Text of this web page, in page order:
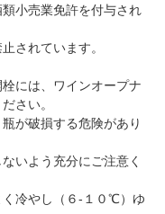
類小売業免許を付与され
されています。
には、ワインオープナ
さい。
が破損する危険があり
いよう充分にご注意く
冷やし（６-１０℃）ゆ